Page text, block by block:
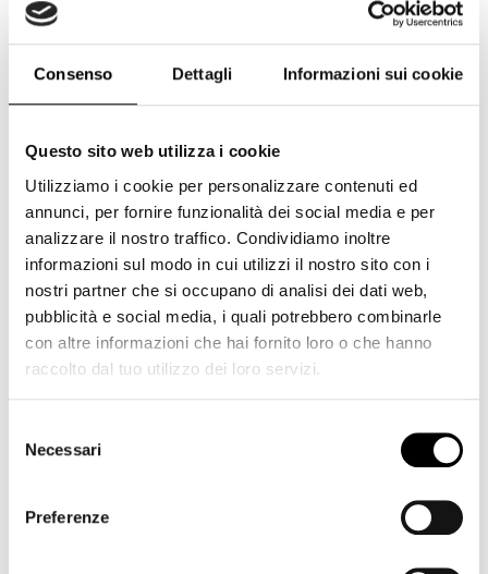
Consenso Dettagli Informazioni sui cookie
Questo sito web utilizza i cookie
Utilizziamo i cookie per personalizzare contenuti ed
annunci, per fornire funzionalità dei social media e per
analizzare il nostro traffico. Condividiamo inoltre
informazioni sul modo in cui utilizzi il nostro sito con i
nostri partner che si occupano di analisi dei dati web,
pubblicità e social media, i quali potrebbero combinarle
con altre informazioni che hai fornito loro o che hanno
raccolto dal tuo utilizzo dei loro servizi.
delNecessari
Preferenze
Corsair
(7)
Cullmann
(1)
Dorr
Duracell
Elgato
Energizer
(5)
Epson
(5)
Eyecam
(8)
Feiyutech
Fujifilm
(220)
Gepe
(2)